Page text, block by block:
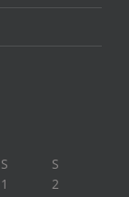
S
S
1
2